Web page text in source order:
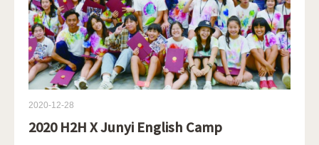
2020-12-28
2020 H2H X Junyi English Camp